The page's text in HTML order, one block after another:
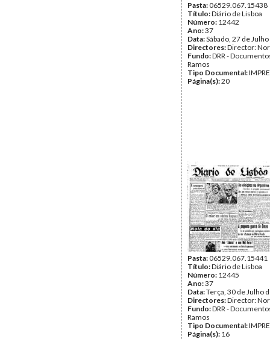
Pasta:06529.067.15438
Título:Diário de Lisboa
Número: 12442
Ano:37
Data:Sábado, 27 de
Directores:Director:
Fundo:DRR -
Ramos
Tipo Documental:
Página(s):20
Pasta:06529.067.15441
Título:Diário de Lisboa
Número: 12445
Ano:37
Data:Terça, 30 de Julho
Directores:Director:
Fundo:DRR -
Ramos
Tipo Documental:
Página(s): 16